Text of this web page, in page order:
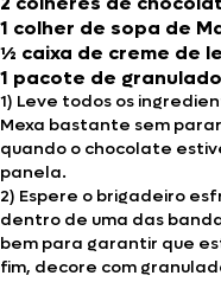
1 colher de sopa de
½ caixa de creme de
1 pacote de granulado
1) Leve todos os
Mexa bastante sem
quando o chocolate
panela.
2) Espere o brigadeiro
dentro de uma das
bem para garantir que
fim, decore com